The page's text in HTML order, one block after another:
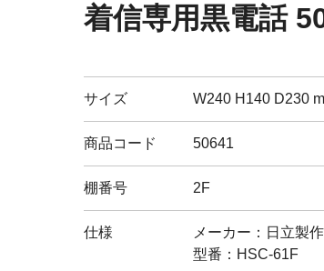
着信専用黒電話
サイズ W240 H140 D230
商品コード 50641
棚番号 2F
仕様
メーカー：日立製
型番：HSC-61F